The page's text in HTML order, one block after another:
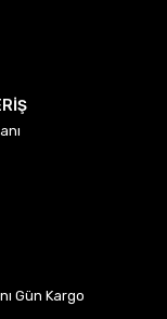
Gün Kargo